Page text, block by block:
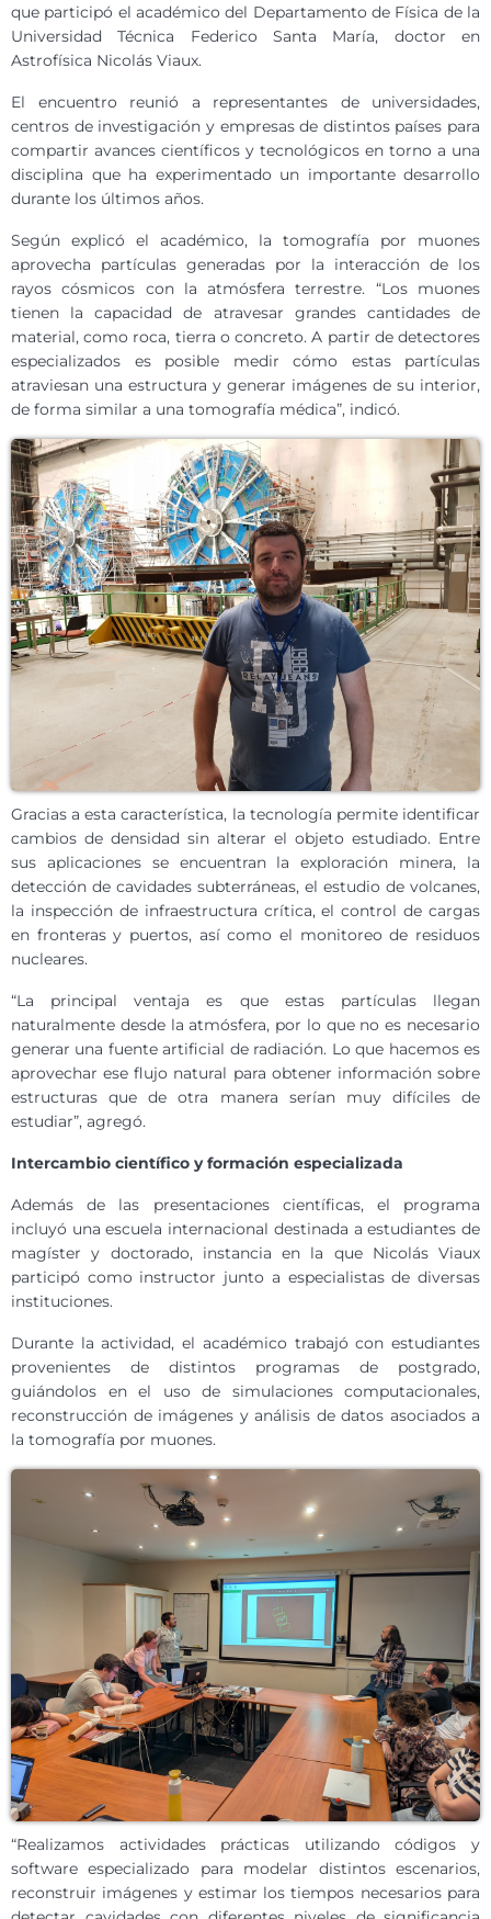
que participó el académico del Departamento de Física de la
Universidad Técnica Federico Santa María, doctor en
Astrofísica Nicolás Viaux.
El encuentro reunió a representantes de universidades,
centros de investigación y empresas de distintos países para
compartir avances científicos y tecnológicos en torno a una
disciplina que ha experimentado un importante desarrollo
durante los últimos años.
Según explicó el académico, la tomografía por muones
aprovecha partículas generadas por la interacción de los
rayos cósmicos con la atmósfera terrestre. “Los muones
tienen la capacidad de atravesar grandes cantidades de
material, como roca, tierra o concreto. A partir de detectores
especializados es posible medir cómo estas partículas
atraviesan una estructura y generar imágenes de su interior,
de forma similar a una tomografía médica”, indicó.
Gracias a esta característica, la tecnología permite identificar
cambios de densidad sin alterar el objeto estudiado. Entre
sus aplicaciones se encuentran la exploración minera, la
detección de cavidades subterráneas, el estudio de volcanes,
la inspección de infraestructura crítica, el control de cargas
en fronteras y puertos, así como el monitoreo de residuos
nucleares.
“La principal ventaja es que estas partículas llegan
naturalmente desde la atmósfera, por lo que no es necesario
generar una fuente artificial de radiación. Lo que hacemos es
aprovechar ese flujo natural para obtener información sobre
estructuras que de otra manera serían muy difíciles de
estudiar”, agregó.
Intercambio científico y formación especializada
Además de las presentaciones científicas, el programa
incluyó una escuela internacional destinada a estudiantes de
magíster y doctorado, instancia en la que Nicolás Viaux
participó como instructor junto a especialistas de diversas
instituciones.
Durante la actividad, el académico trabajó con estudiantes
provenientes de distintos programas de postgrado,
guiándolos en el uso de simulaciones computacionales,
reconstrucción de imágenes y análisis de datos asociados a
la tomografía por muones.
“Realizamos actividades prácticas utilizando códigos y
software especializado para modelar distintos escenarios,
reconstruir imágenes y estimar los tiempos necesarios para